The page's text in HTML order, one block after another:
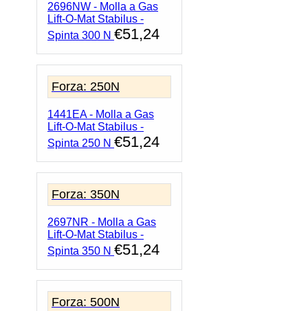
2696NW - Molla a Gas
Lift-O-Mat Stabilus -
Spinta 300 N €51,24
Forza: 250N
1441EA - Molla a Gas
Lift-O-Mat Stabilus -
Spinta 250 N €51,24
Forza: 350N
2697NR - Molla a Gas
Lift-O-Mat Stabilus -
Spinta 350 N €51,24
Forza: 500N